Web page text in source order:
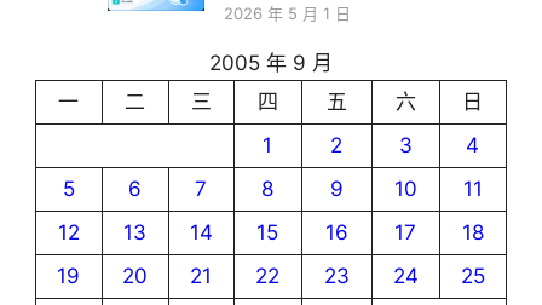
2026 年 5 月 1 日
2005 年 9 月
一
二 三 四 五 六
日
1
2 3
4
5
6 7 8 9 10
11
12
13 14 15 16 17
18
19
20 21 22 23 24
25